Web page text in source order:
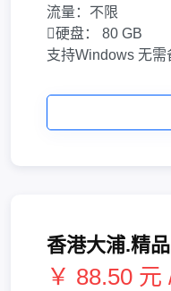
流量： 不限
硬盘：
80 GB
支持Windows 无需
香港大浦.精
￥ 88.50 元